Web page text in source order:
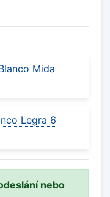
Mida
Legra 6
nebo